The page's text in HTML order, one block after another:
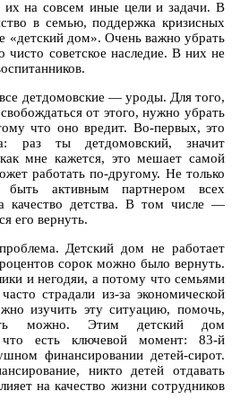
их на совсем иные цели и задачи. В
в семью, поддержка кризисных
«детский дом». Очень важно убрать
чисто советское наследие. В них не
детдомовские — уроды. Для того,
от этого, нужно убрать
что оно вредит. Во-первых, это
раз ты детдомовский, значит
мне кажется, это мешает самой
работать по-другому. Не только
активным партнером всех
качество детства. В том числе —
его вернуть.
Детский дом не работает
сорок можно было вернуть.
и негодяи, а потому что семьями
страдали из-за экономической
изучить эту ситуацию, помочь,
можно. Этим детский дом
есть ключевой момент: 83-й
финансировании детей-сирот.
никто детей отдавать
на качество жизни сотрудников